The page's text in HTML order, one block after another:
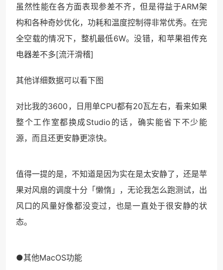
虽然性能在各方面表现参差不齐，但是得益于ARM架
构和各种奇妙优化，功耗和温度控制得非常优秀。在完
全空载的情况下，整机最低6W。没错，和苹果祖传充
电器差不多[流汗滑稽]
其他详细数据可以看下图
对比我的3600，日用单CPU都有20瓦左右，看来如果
整个工作室都换成Studio的话，确实能省下不少能
源，而且还更安静更凉快。
值得一提的是，不知道是因为实在是太安静了，还是苹
果对风扇的调度十分「懒惰」，无论我怎么跑测试，出
风口的风量好像都没变过，也是一直处于很安静的状
态。
●其他MacOS功能